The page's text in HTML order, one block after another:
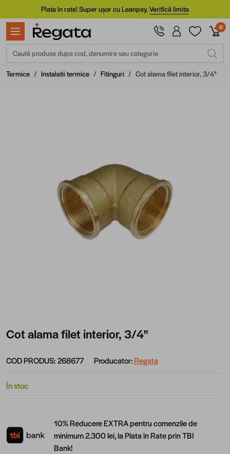
Mergi la ConținutPlata în rate! Super ușor cu Leanpay.Verifică limita
0
Caută produse dupa cod, denumire sau categorie
Termice / Instalatii termice / Fitinguri / Cot alama filet interior, 3/4"
Cot alama filet interior, 3/4"
COD PRODUS:268677 Producator:Regata
În stoc
10% Reducere EXTRA pentru comenzile de
minimum 2.300 lei, la Plata în Rate prin TBI
Bank!